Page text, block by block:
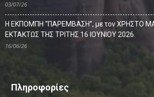
03/07/26
Η ΕΚΠΟΜΠΗ “ΠΑΡΕΜΒΑΣΗ”, με τον ΧΡΗΣΤΟ
ΕΚΤΑΚΤΩΣ ΤΗΣ ΤΡΙΤΗΣ 16 ΙΟΥΝΙΟΥ 2026.
16/06/26
Πληροφορίες